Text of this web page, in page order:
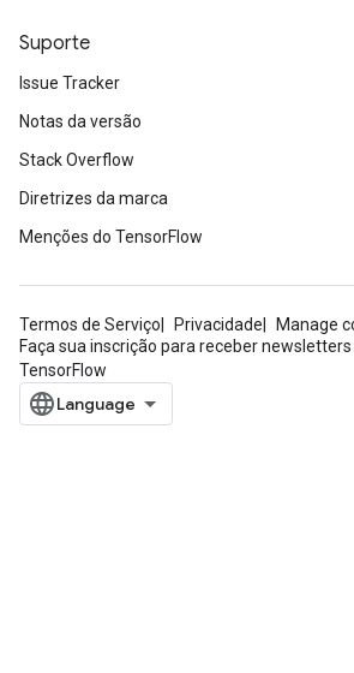
Suporte
Issue Tracker
Notas da versão
Stack Overflow
Diretrizes da marca
Menções do TensorFlow
Termos de Serviço Privacidade
Manage
Faça sua inscrição para receber newsletters
TensorFlow